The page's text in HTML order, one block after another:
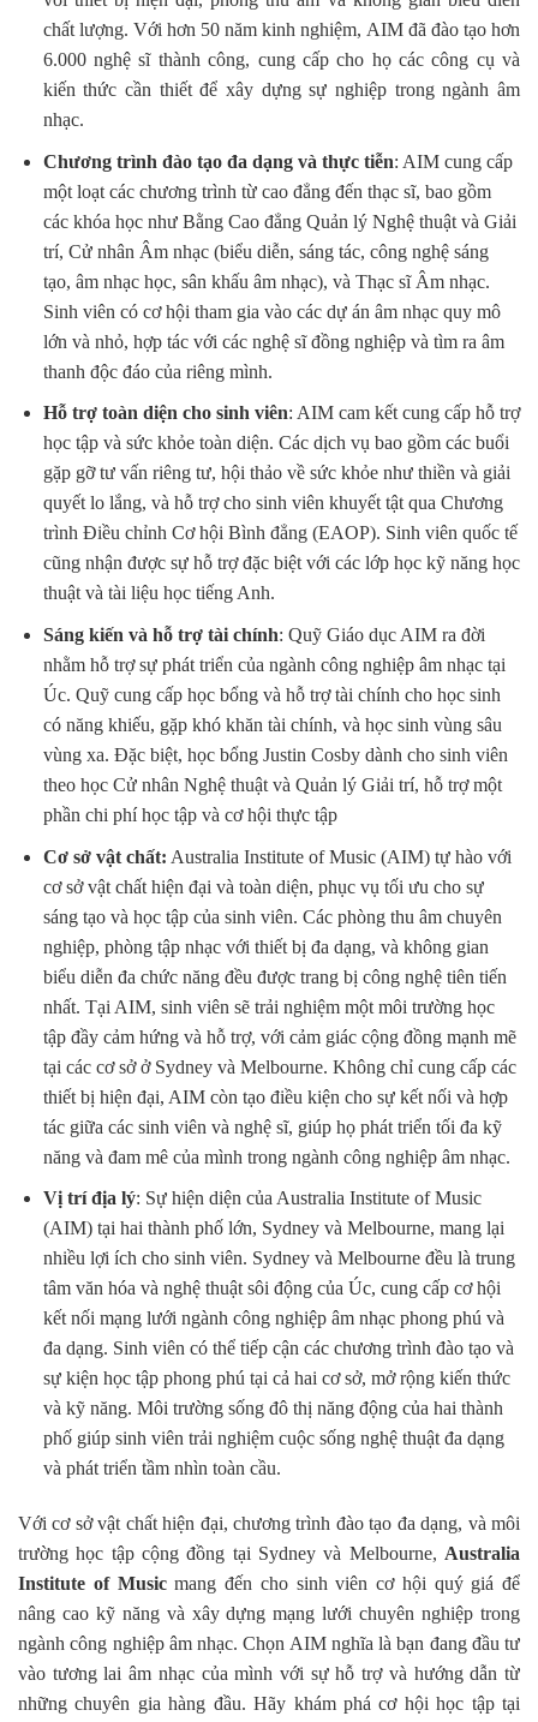
chất lượng. Với hơn 50 năm kinh nghiệm, AIM đã đào tạo hơn
6.000 nghệ sĩ thành công, cung cấp cho họ các công cụ và
kiến thức cần thiết để xây dựng sự nghiệp trong ngành âm
nhạc.
Chương trình đào tạo đa dạng và thực tiễn: AIM cung cấp
một loạt các chương trình từ cao đẳng đến thạc sĩ, bao gồm
các khóa học như Bằng Cao đẳng Quản lý Nghệ thuật và Giải
trí, Cử nhân Âm nhạc (biểu diễn, sáng tác, công nghệ sáng
tạo, âm nhạc học, sân khấu âm nhạc), và Thạc sĩ Âm nhạc.
Sinh viên có cơ hội tham gia vào các dự án âm nhạc quy mô
lớn và nhỏ, hợp tác với các nghệ sĩ đồng nghiệp và tìm ra âm
thanh độc đáo của riêng mình.
Hỗ trợ toàn diện cho sinh viên: AIM cam kết cung cấp hỗ trợ
học tập và sức khỏe toàn diện. Các dịch vụ bao gồm các buổi
gặp gỡ tư vấn riêng tư, hội thảo về sức khỏe như thiền và giải
quyết lo lắng, và hỗ trợ cho sinh viên khuyết tật qua Chương
trình Điều chỉnh Cơ hội Bình đẳng (EAOP). Sinh viên quốc tế
cũng nhận được sự hỗ trợ đặc biệt với các lớp học kỹ năng học
thuật và tài liệu học tiếng Anh.
Sáng kiến và hỗ trợ tài chính: Quỹ Giáo dục AIM ra đời
nhằm hỗ trợ sự phát triển của ngành công nghiệp âm nhạc tại
Úc. Quỹ cung cấp học bổng và hỗ trợ tài chính cho học sinh
có năng khiếu, gặp khó khăn tài chính, và học sinh vùng sâu
vùng xa. Đặc biệt, học bổng Justin Cosby dành cho sinh viên
theo học Cử nhân Nghệ thuật và Quản lý Giải trí, hỗ trợ một
phần chi phí học tập và cơ hội thực tập
Cơ sở vật chất: Australia Institute of Music (AIM) tự hào với
cơ sở vật chất hiện đại và toàn diện, phục vụ tối ưu cho sự
sáng tạo và học tập của sinh viên. Các phòng thu âm chuyên
nghiệp, phòng tập nhạc với thiết bị đa dạng, và không gian
biểu diễn đa chức năng đều được trang bị công nghệ tiên tiến
nhất. Tại AIM, sinh viên sẽ trải nghiệm một môi trường học
tập đầy cảm hứng và hỗ trợ, với cảm giác cộng đồng mạnh mẽ
tại các cơ sở ở Sydney và Melbourne. Không chỉ cung cấp các
thiết bị hiện đại, AIM còn tạo điều kiện cho sự kết nối và hợp
tác giữa các sinh viên và nghệ sĩ, giúp họ phát triển tối đa kỹ
năng và đam mê của mình trong ngành công nghiệp âm nhạc.
Vị trí địa lý: Sự hiện diện của Australia Institute of Music
(AIM) tại hai thành phố lớn, Sydney và Melbourne, mang lại
nhiều lợi ích cho sinh viên. Sydney và Melbourne đều là trung
tâm văn hóa và nghệ thuật sôi động của Úc, cung cấp cơ hội
kết nối mạng lưới ngành công nghiệp âm nhạc phong phú và
đa dạng. Sinh viên có thể tiếp cận các chương trình đào tạo và
sự kiện học tập phong phú tại cả hai cơ sở, mở rộng kiến thức
và kỹ năng. Môi trường sống đô thị năng động của hai thành
phố giúp sinh viên trải nghiệm cuộc sống nghệ thuật đa dạng
và phát triển tầm nhìn toàn cầu.
Với cơ sở vật chất hiện đại, chương trình đào tạo đa dạng, và môi
trường học tập cộng đồng tại Sydney và Melbourne, Australia
Institute of Musicmang đến cho sinh viên cơ hội quý giá để
nâng cao kỹ năng và xây dựng mạng lưới chuyên nghiệp trong
ngành công nghiệp âm nhạc. Chọn AIM nghĩa là bạn đang đầu tư
vào tương lai âm nhạc của mình với sự hỗ trợ và hướng dẫn từ
những chuyên gia hàng đầu. Hãy khám phá cơ hội học tập tại